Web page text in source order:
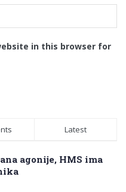
in this browser for
Latest
agonije, HMS ima